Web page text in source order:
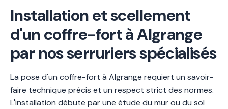
Installation et scellement
d'un coffre-fort à Algrange
par nos serruriers spécialisés
La pose d'un coffre-fort à Algrange requiert un savoir-
faire technique précis et un respect strict des normes.
L'installation débute par une étude du mur ou du sol